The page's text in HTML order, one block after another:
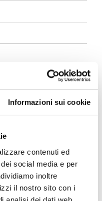
Informazioni sui cookie
contenuti ed
social media e per
inoltre
il nostro sito con i
il trito sul fondo del
e aggiungere
l'acqua, il
circa 10 Minuti
il dado e